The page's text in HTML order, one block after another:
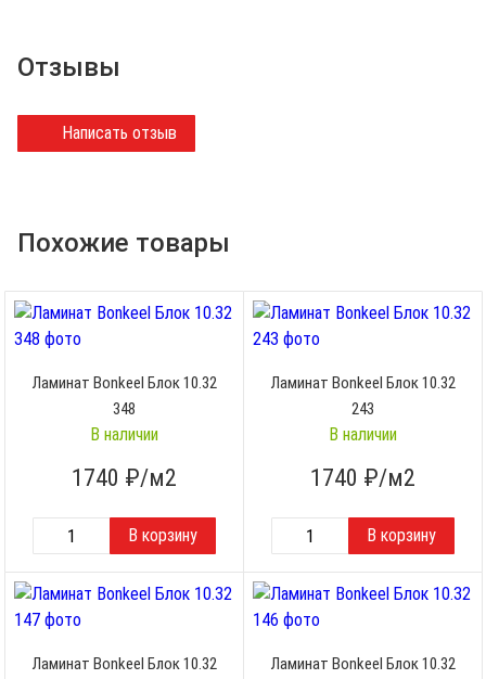
Отзывы
Написать отзыв
Похожие товары
Ламинат Bonkeel Блок 10.32
348
В наличии
1740 ₽/м2
Ламинат Bonkeel Блок 10.32
243
В наличии
1740 ₽/м2
Ламинат Bonkeel Блок 10.32
Ламинат Bonkeel Блок 10.32